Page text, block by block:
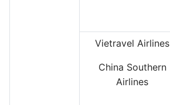
Vietravel Airlines
China Southern
Airlines